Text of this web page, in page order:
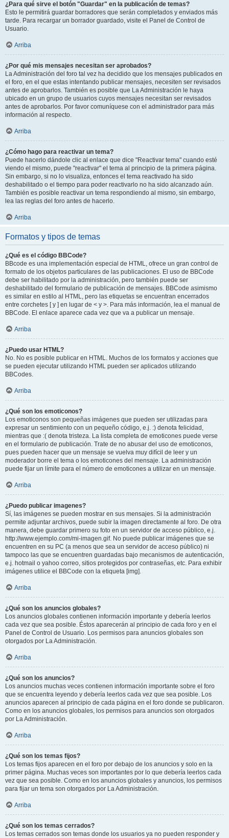
¿Para qué sirve el botón "Guardar" en la publicación de temas?
Esto le permitirá guardar borradores que serán completados y enviados más
tarde. Para recargar un borrador guardado, visite el Panel de Control de
Usuario.
Arriba
¿Por qué mis mensajes necesitan ser aprobados?
La Administración del foro tal vez ha decidido que los mensajes publicados en
el foro, en el que estas intentando publicar mensajes, necesiten ser revisados
antes de aprobarlos. También es posible que La Administración le haya
ubicado en un grupo de usuarios cuyos mensajes necesitan ser revisados
antes de aprobarlos. Por favor comuníquese con el administrador para más
información al respecto.
Arriba
¿Cómo hago para reactivar un tema?
Puede hacerlo dándole clic al enlace que dice "Reactivar tema" cuando esté
viendo el mismo, puede "reactivar" el tema al principio de la primera página.
Sin embargo, si no lo visualiza, entonces el tema reactivado ha sido
deshabilitado o el tiempo para poder reactivarlo no ha sido alcanzado aún.
También es posible reactivar un tema respondiendo al mismo, sin embargo,
lea las reglas del foro antes de hacerlo.
Arriba
Formatos y tipos de temas
¿Qué es el código BBCode?
BBcode es una implementación especial de HTML, ofrece un gran control de
formato de los objetos particulares de las publicaciones. El uso de BBCode
debe ser habilitado por la administración, pero también puede ser
deshabilitado del formulario de publicación de mensajes. BBCode asimismo
es similar en estilo al HTML, pero las etiquetas se encuentran encerrados
entre corchetes [ y ] en lugar de < y >. Para más información, lea el manual de
BBCode. El enlace aparece cada vez que va a publicar un mensaje.
Arriba
¿Puedo usar HTML?
No. No es posible publicar en HTML. Muchos de los formatos y acciones que
se pueden ejecutar utilizando HTML pueden ser aplicados utilizando
BBCodes.
Arriba
¿Qué son los emoticonos?
Los emoticonos son pequeñas imágenes que pueden ser utilizadas para
expresar un sentimiento con un pequeño código, e.j. :) denota felicidad,
mientras que :( denota tristeza. La lista completa de emoticones puede verse
en el formulario de publicación. Trate de no abusar del uso de emoticonos,
pues pueden hacer que un mensaje se vuelva muy difícil de leer y un
moderador borre el tema o los emoticones del mensaje. La administración
puede fijar un límite para el número de emoticones a utilizar en un mensaje.
Arriba
¿Puedo publicar imagenes?
Sí, las imágenes se pueden mostrar en sus mensajes. Si la administración
permite adjuntar archivos, puede subir la imagen directamente al foro. De otra
manera, debe guardar primero su foto en un servidor de acceso público, e.j.
http://www.ejemplo.com/mi-imagen.gif. No puede publicar imágenes que se
encuentren en su PC (a menos que sea un servidor de acceso público) ni
tampoco las que se encuentren guardadas bajo mecanismos de autenticación,
e.j. hotmail o yahoo correo, sitios protegidos por contraseñas, etc. Para exhibir
imágenes utilice el BBCode con la etiqueta [img].
Arriba
¿Qué son los anuncios globales?
Los anuncios globales contienen información importante y debería leerlos
cada vez que sea posible. Éstos aparecerán al principio de cada foro y en el
Panel de Control de Usuario. Los permisos para anuncios globales son
otorgados por La Administración.
Arriba
¿Qué son los anuncios?
Los anuncios muchas veces contienen información importante sobre el foro
que se encuentra leyendo y debería leerlos cada vez que sea posible. Los
anuncios aparecen al principio de cada página en el foro donde se publicaron.
Como en los anuncios globales, los permisos para anuncios son otorgados
por La Administración.
Arriba
¿Qué son los temas fijos?
Los temas fijos aparecen en el foro por debajo de los anuncios y solo en la
primer página. Muchas veces son importantes por lo que debería leerlos cada
vez que sea posible. Como en los anuncios globales y anuncios, los permisos
para fijar un tema son otorgados por La Administración.
Arriba
¿Qué son los temas cerrados?
Los temas cerrados son temas donde los usuarios ya no pueden responder y